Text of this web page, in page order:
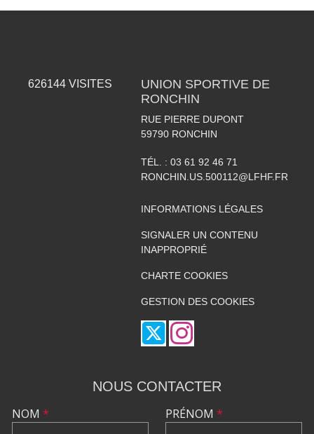
626144 VISITES
UNION SPORTIVE DE
RONCHIN
RUE PIERRE DUPONT
59790 RONCHIN
TÉL. : 03 61 92 46 71
RONCHIN.US.500112@LFHF.FR
INFORMATIONS LÉGALES
SIGNALER UN CONTENU
INAPPROPRIÉ
CHARTE COOKIES
GESTION DES COOKIES
NOUS CONTACTER
NOM * PRÉNOM *